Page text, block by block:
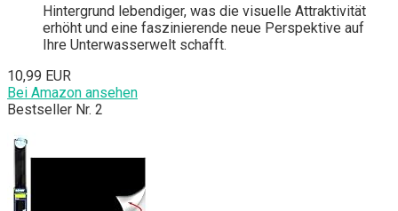
Hintergrund lebendiger, was die visuelle Attraktivität
erhöht und eine faszinierende neue Perspektive auf
Ihre Unterwasserwelt schafft.
10,99 EUR
Bei Amazon ansehen
Bestseller Nr. 2